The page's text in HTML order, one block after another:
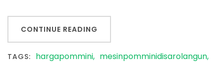
CONTINUE READING
TAGS: hargapommini
mesinpomminidisarolangun